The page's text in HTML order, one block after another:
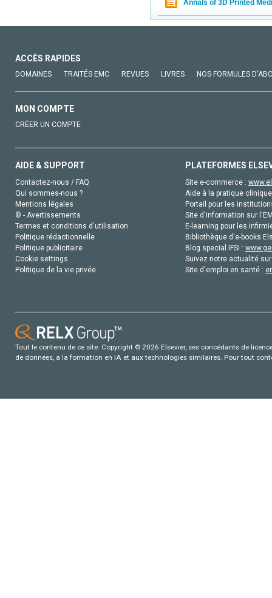
Annals of 3D Printed
ACCÈS RAPIDES
DOMAINES TRAITÉS EMC REVUES LIVRES NOS FORMULES
MON COMPTE
CRÉER UN COMPTE
AIDE & SUPPORT
Contactez-nous / FAQ
Qui sommes-nous ?
Mentions légales
© - Avertissements
Termes et conditions d'utilisation
Politique rédactionnelle
Politique publicitaire
Cookie settings
Politique de la vie privée
PLATEFORMES
Site e-commerce :
Aide à la pratique
Portail pour les
Site d'information sur
E-learning pour les
Bibliothèque d'e-books
Blog special IFSI :
Suivez notre actualité
Site d'emploi en santé :
Tout le contenu de ce site: Copyright © 2026 Elsevier, ses concédants de
de données, a la formation en IA et aux technologies similaires. Pour tout